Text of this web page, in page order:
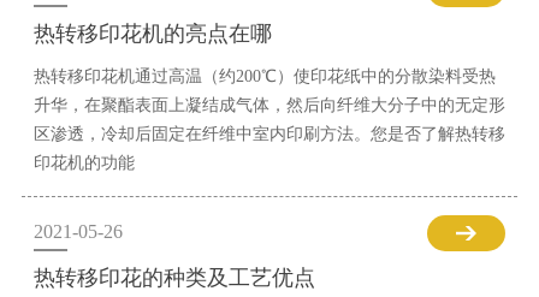
热转移印花机的亮点在哪
热转移印花机通过高温（约200℃）使印花纸中的分散染料受热
升华，在聚酯表面上凝结成气体，然后向纤维大分子中的无定形
区渗透，冷却后固定在纤维中室内印刷方法。您是否了解热转移
印花机的功能
2021-05-26
热转移印花的种类及工艺优点